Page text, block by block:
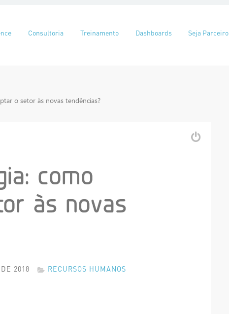
Consultoria Treinamento Dashboards Seja Parceiro
o setor às novas tendências?
como
às novas
2018 RECURSOS HUMANOS